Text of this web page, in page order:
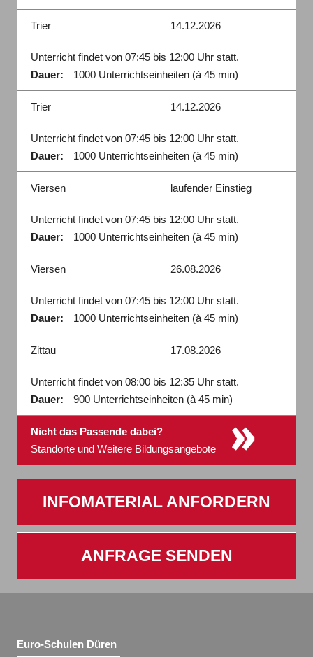
Trier 14.12.2026
Unterricht findet von 07:45 bis 12:00 Uhr statt.
Dauer:
1000 Unterrichtseinheiten (à 45 min)
Trier 14.12.2026
Unterricht findet von 07:45 bis 12:00 Uhr statt.
Dauer:
1000 Unterrichtseinheiten (à 45 min)
Viersen laufender Einstieg
Unterricht findet von 07:45 bis 12:00 Uhr statt.
Dauer:
1000 Unterrichtseinheiten (à 45 min)
Viersen 26.08.2026
Unterricht findet von 07:45 bis 12:00 Uhr statt.
Dauer:
1000 Unterrichtseinheiten (à 45 min)
Zittau 17.08.2026
Unterricht findet von 08:00 bis 12:35 Uhr statt.
Dauer:
900 Unterrichtseinheiten (à 45 min)
Nicht das Passende dabei?
Standorte und Weitere Bildungsangebote
»
INFOMATERIAL ANFORDERN
ANFRAGE SENDEN
Euro-Schulen Düren